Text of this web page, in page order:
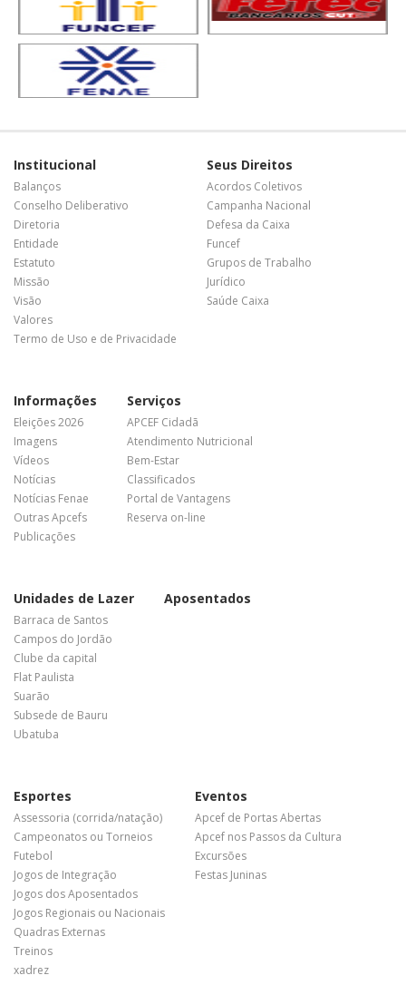
Institucional
Balanços
Conselho Deliberativo
Diretoria
Entidade
Estatuto
Missão
Visão
Valores
Termo de Uso e de Privacidade
Seus Direitos
Acordos Coletivos
Campanha Nacional
Defesa da Caixa
Funcef
Grupos de Trabalho
Jurídico
Saúde Caixa
Informações
Eleições 2026
Imagens
Vídeos
Notícias
Notícias Fenae
Outras Apcefs
Publicações
Serviços
APCEF Cidadã
Atendimento Nutricional
Bem-Estar
Classificados
Portal de Vantagens
Reserva on-line
Unidades de Lazer
Barraca de Santos
Campos do Jordão
Clube da capital
Flat Paulista
Suarão
Subsede de Bauru
Ubatuba
Aposentados
Esportes
Assessoria (corrida/natação)
Campeonatos ou Torneios
Futebol
Jogos de Integração
Jogos dos Aposentados
Jogos Regionais ou Nacionais
Quadras Externas
Treinos
xadrez
Eventos
Apcef de Portas Abertas
Apcef nos Passos da Cultura
Excursões
Festas Juninas